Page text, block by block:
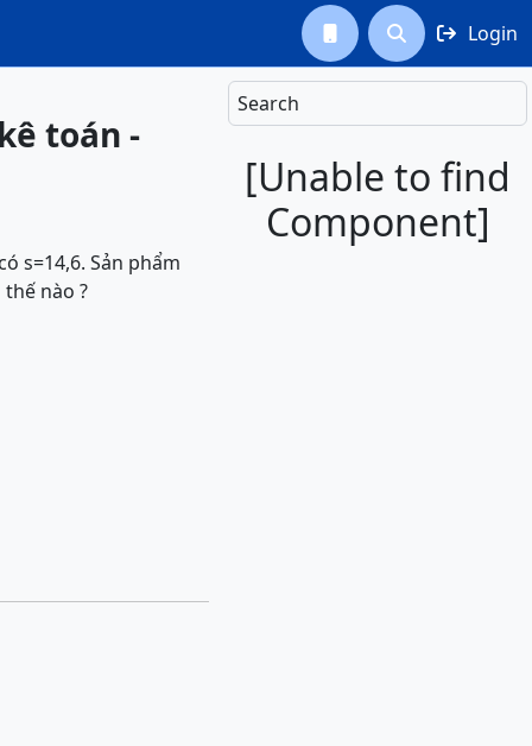
  Login
Search
[Unable to find
Component]
toán -
s=14,6. Sản phẩm
nào ?